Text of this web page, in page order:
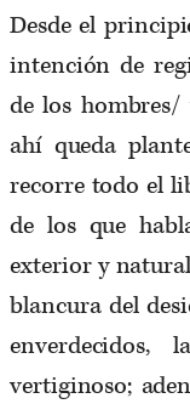
Desde el
intención de
de los hombres/
ahí queda
recorre todo el
de los que
exterior y
blancura del
enverdecidos,
vertiginoso;